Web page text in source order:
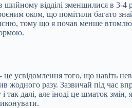
відділі зменшилися в 3-4
оком, що помітили багато
тому що я почав менше
усвідомлення того, що навіть
жодного разу. Зазвичай під
так далі, але іноді це шматок змін,